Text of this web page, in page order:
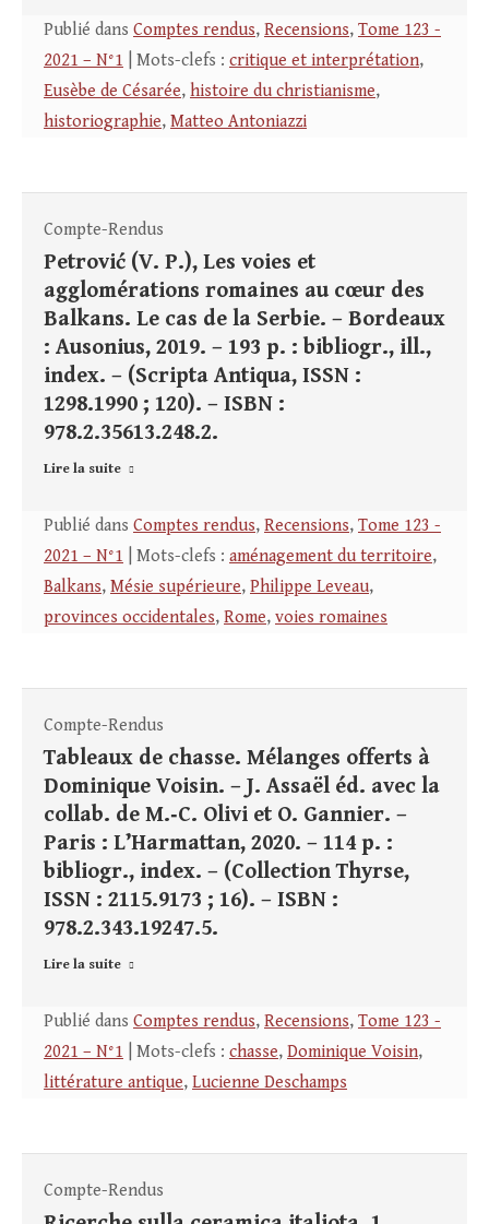
Publié dans Comptes rendus, Recensions, Tome 123 -
2021 – N°1 | Mots-clefs : critique et interprétation,
Eusèbe de Césarée, histoire du christianisme,
historiographie, Matteo Antoniazzi
Compte-Rendus
Petrović (V. P.), Les voies et
agglomérations romaines au cœur des
Balkans. Le cas de la Serbie. – Bordeaux
: Ausonius, 2019. – 193 p. : bibliogr., ill.,
index. – (Scripta Antiqua, ISSN :
1298.1990 ; 120). – ISBN :
978.2.35613.248.2.
Lire la suite
Publié dans Comptes rendus, Recensions, Tome 123 -
2021 – N°1 | Mots-clefs : aménagement du territoire,
Balkans, Mésie supérieure, Philippe Leveau,
provinces occidentales, Rome, voies romaines
Compte-Rendus
Tableaux de chasse. Mélanges offerts à
Dominique Voisin. – J. Assaël éd. avec la
collab. de M.‑C. Olivi et O. Gannier. –
Paris : L’Harmattan, 2020. – 114 p. :
bibliogr., index. – (Collection Thyrse,
ISSN : 2115.9173 ; 16). – ISBN :
978.2.343.19247.5.
Lire la suite
Publié dans Comptes rendus, Recensions, Tome 123 -
2021 – N°1 | Mots-clefs : chasse, Dominique Voisin,
littérature antique, Lucienne Deschamps
Compte-Rendus